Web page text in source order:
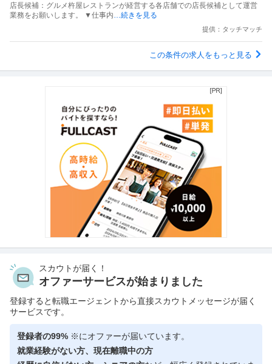
店長候補：グルメ杵屋レストランが経営する各店舗での店長候補として運営
業務をお願いします。 ▼仕事内 …続きを見る
提供：タッチマッチ
この条件の求人をもっと見る
スカウトが届く！
オファーサービスが始まりました
登録すると転職エージェントから直接スカウトメッセージが届く
サービスです。
登録者の99% ※にオファーが届いています。
就業経験がない方、現在離職中の方